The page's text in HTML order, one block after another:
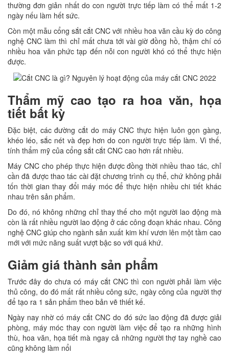
thường đơn giản nhất do con người trực tiếp làm có thể mất 1-2
ngày nếu làm hết sức.
Còn một mẫu cổng sắt cắt CNC với nhiều hoa văn cầu kỳ do công
nghệ CNC làm thì chỉ mất chưa tới vài giờ đồng hồ, thậm chí có
nhiều hoa văn phức tạp đến nỗi con người khó có thể thực hiện
được.
Thẩm mỹ cao tạo ra hoa văn, họa
tiết bất kỳ
Đặc biệt, các đường cắt do máy CNC thực hiện luôn gọn gàng,
khéo léo, sắc nét và đẹp hơn do con người trực tiếp làm. Vì thế,
tính thẩm mỹ của cổng sắt cắt CNC cao hơn rất nhiều.
Máy CNC cho phép thực hiện được đồng thời nhiều thao tác, chỉ
cần đã được thao tác cài đặt chương trình cụ thể, chứ không phải
tốn thời gian thay đổi máy móc để thực hiện nhiều chi tiết khác
nhau trên sản phẩm.
Do đó, nó không những chỉ thay thế cho một người lao động mà
còn là rất nhiều người lao động ở các công đoạn khác nhau. Công
nghệ CNC giúp cho ngành sản xuất kim khí vươn lên một tầm cao
mới với mức năng suất vượt bậc so với quá khứ.
Giảm giá thành sản phẩm
Trước đây do chưa có máy cắt CNC thì con người phải làm việc
thủ công, do đó mất rất nhiều công sức, ngày công của người thợ
để tạo ra 1 sản phẩm theo bản vẽ thiết kế.
Ngày nay nhờ có máy cắt CNC do đó sức lao động đã được giải
phòng, máy móc thay con người làm việc để tạo ra những hình
thù, hoa văn, họa tiết mà ngay cả những người thợ tay nghề cao
cũng không làm nổi